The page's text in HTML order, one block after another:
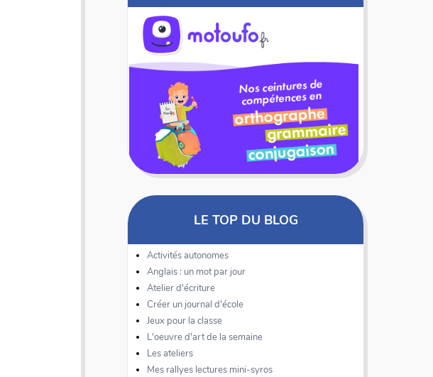
LE TOP DU BLOG
Activités autonomes
Anglais : un mot par jour
Atelier d'écriture
Créer un journal d'école
Jeux pour la classe
L'oeuvre d'art de la semaine
Les ateliers
Mes rallyes lectures mini-syros